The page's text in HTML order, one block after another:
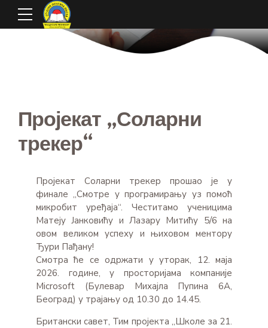
Пројекат „Соларни
трекер“
Пројекат Соларни трекер прошао је у
финале „Смотре у програмирању уз помоћ
микробит уређаја“. Честитамо ученицима
Матеју Јанковићу и Лазару Митићу 5/6 на
овом великом успеху и њиховом ментору
Ђури Пађану!
Смотра ће се одржати у уторак, 12. маја
2026. године, у просторијама компаније
Microsoft (Булевар Михајла Пупина 6А,
Београд) у трајању од 10.30 до 14.45.
Британски савет, Тим пројекта „Школе за 21.